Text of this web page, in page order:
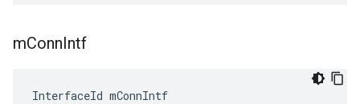
mConnIntf
InterfaceId mConnIntf